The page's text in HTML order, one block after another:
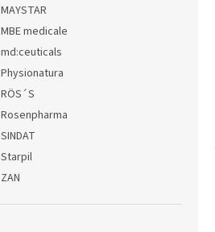
MAYSTAR
MBE medicale
md:ceuticals
Physionatura
RÖS´S
Rosenpharma
SINDAT
Starpil
ZAN